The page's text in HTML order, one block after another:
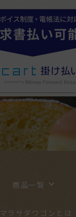
商品一覧
マラサダワゴンとは